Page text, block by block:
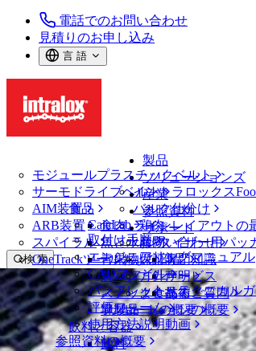
電話でのお問い合わせ
見積りのお申し込み
言 語
製品
モジュールプラスチックベルト
サーモドライブベルト
AIM装置
ARB装置
スパイラル
OneTrackツールおよび部品
ソリューションズ
イントラロックス
バルク仕分け
ラインレイアウトの
パレタイザー用パッ
専門知識
サービス
技術
ソリューションの概要
産業
食品
食肉、鶏肉
魚と水産物
青果物
製パン
スナック食品
乳製品
飲料と容器
飲料
参照資料
CalcLab
取付け手順
エンジニアリングマニュアル
CADファイル
パンフレット・テクニカル
評価フォーム
使用方法説明動画
参照資料の概要
サポート
お問い合わせ
保証
方針声明
よくあるご質問
サポートの概要
検 索
メニューを開く
ニュース・メディア
ニュースと洞察
導入事例